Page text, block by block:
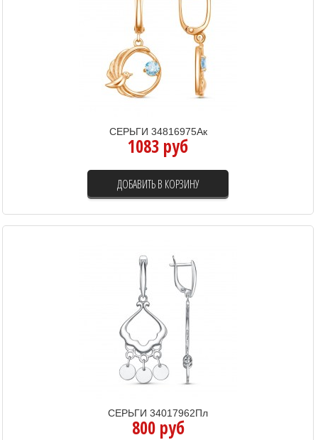
СЕРЬГИ 34816975Ак
1083 руб
ДОБАВИТЬ В КОРЗИНУ
СЕРЬГИ 34017962Пл
800 руб